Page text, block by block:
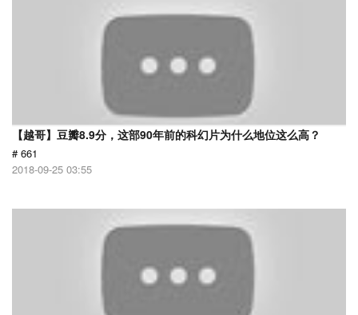
【越哥】豆瓣8.9分，这部90年前的科幻片为什么地位这么高？
# 661
2018-09-25 03:55